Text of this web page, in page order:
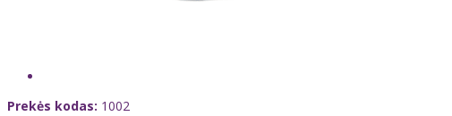
Prekės kodas: 1002